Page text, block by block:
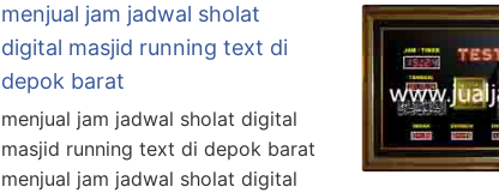
menjual jam jadwal sholat
digital masjid running text di
depok barat
menjual jam jadwal sholat digital
masjid running text di depok barat
menjual jam jadwal sholat digital